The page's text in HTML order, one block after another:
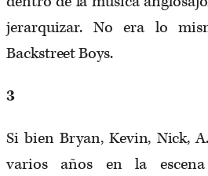
jerarquizar. No era lo
Backstreet Boys.
3
Si bien Bryan, Kevin, Nick,
varios años en la